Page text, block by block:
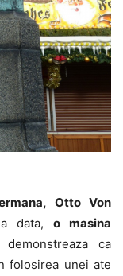
Otto Von
data, o masina
ca
folosirea unei ate